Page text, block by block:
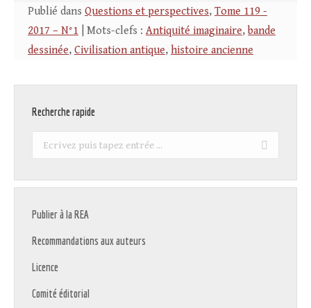
Publié dans Questions et perspectives, Tome 119 -
2017 – N°1 | Mots-clefs : Antiquité imaginaire, bande
dessinée, Civilisation antique, histoire ancienne
Recherche rapide
Recherche
Publier à la REA
Recommandations aux auteurs
Licence
Comité éditorial